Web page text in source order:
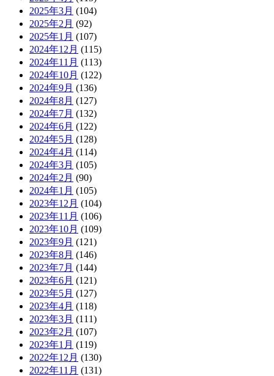
2025年3月 (104)
2025年2月 (92)
2025年1月 (107)
2024年12月 (115)
2024年11月 (113)
2024年10月 (122)
2024年9月 (136)
2024年8月 (127)
2024年7月 (132)
2024年6月 (122)
2024年5月 (128)
2024年4月 (114)
2024年3月 (105)
2024年2月 (90)
2024年1月 (105)
2023年12月 (104)
2023年11月 (106)
2023年10月 (109)
2023年9月 (121)
2023年8月 (146)
2023年7月 (144)
2023年6月 (121)
2023年5月 (127)
2023年4月 (118)
2023年3月 (111)
2023年2月 (107)
2023年1月 (119)
2022年12月 (130)
2022年11月 (131)